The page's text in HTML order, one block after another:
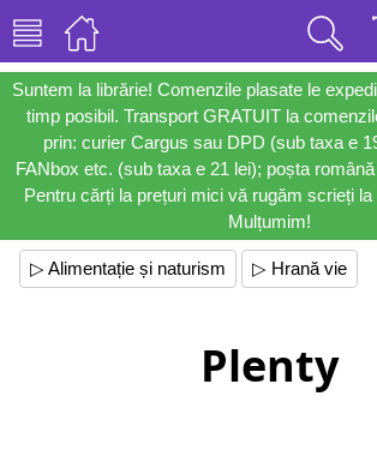
Suntem la librărie! Comenzile plasate le
timp posibil. Transport GRATUIT la
prin: curier Cargus sau DPD (sub taxa e
FANbox etc. (sub taxa e 21 lei); poșta
Pentru cărți la prețuri mici vă rugăm scrieți
Mulțumim!
▷ Alimentație și naturism ▷ Hrană vie
Plenty